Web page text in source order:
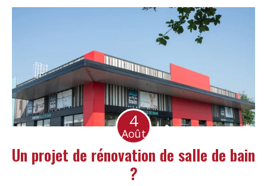
4
Août
Un projet de rénovation de salle de bain
?